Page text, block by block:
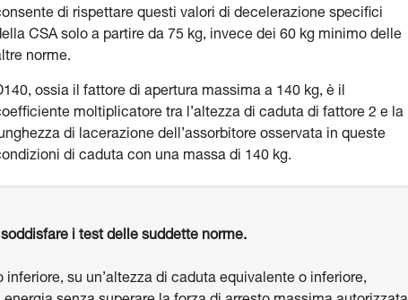
di rispettare questi valori di decelerazione specifici
CSA solo a partire da 75 kg, invece dei 60 kg minimo delle
norme.
ossia il fattore di apertura massima a 140 kg, è il
moltiplicatore tra l’altezza di caduta di fattore 2 e la
di lacerazione dell’assorbitore osservata in queste
di caduta con una massa di 140 kg.
i test delle suddette norme.
su un’altezza di caduta equivalente o inferiore,